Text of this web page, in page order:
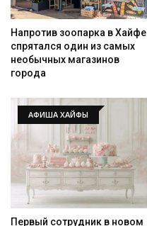
Напротив зоопарка в Хайфе
спрятался один из самых
необычных магазинов
города
АФИША ХАЙФЫ
Первый сотрудник в новом